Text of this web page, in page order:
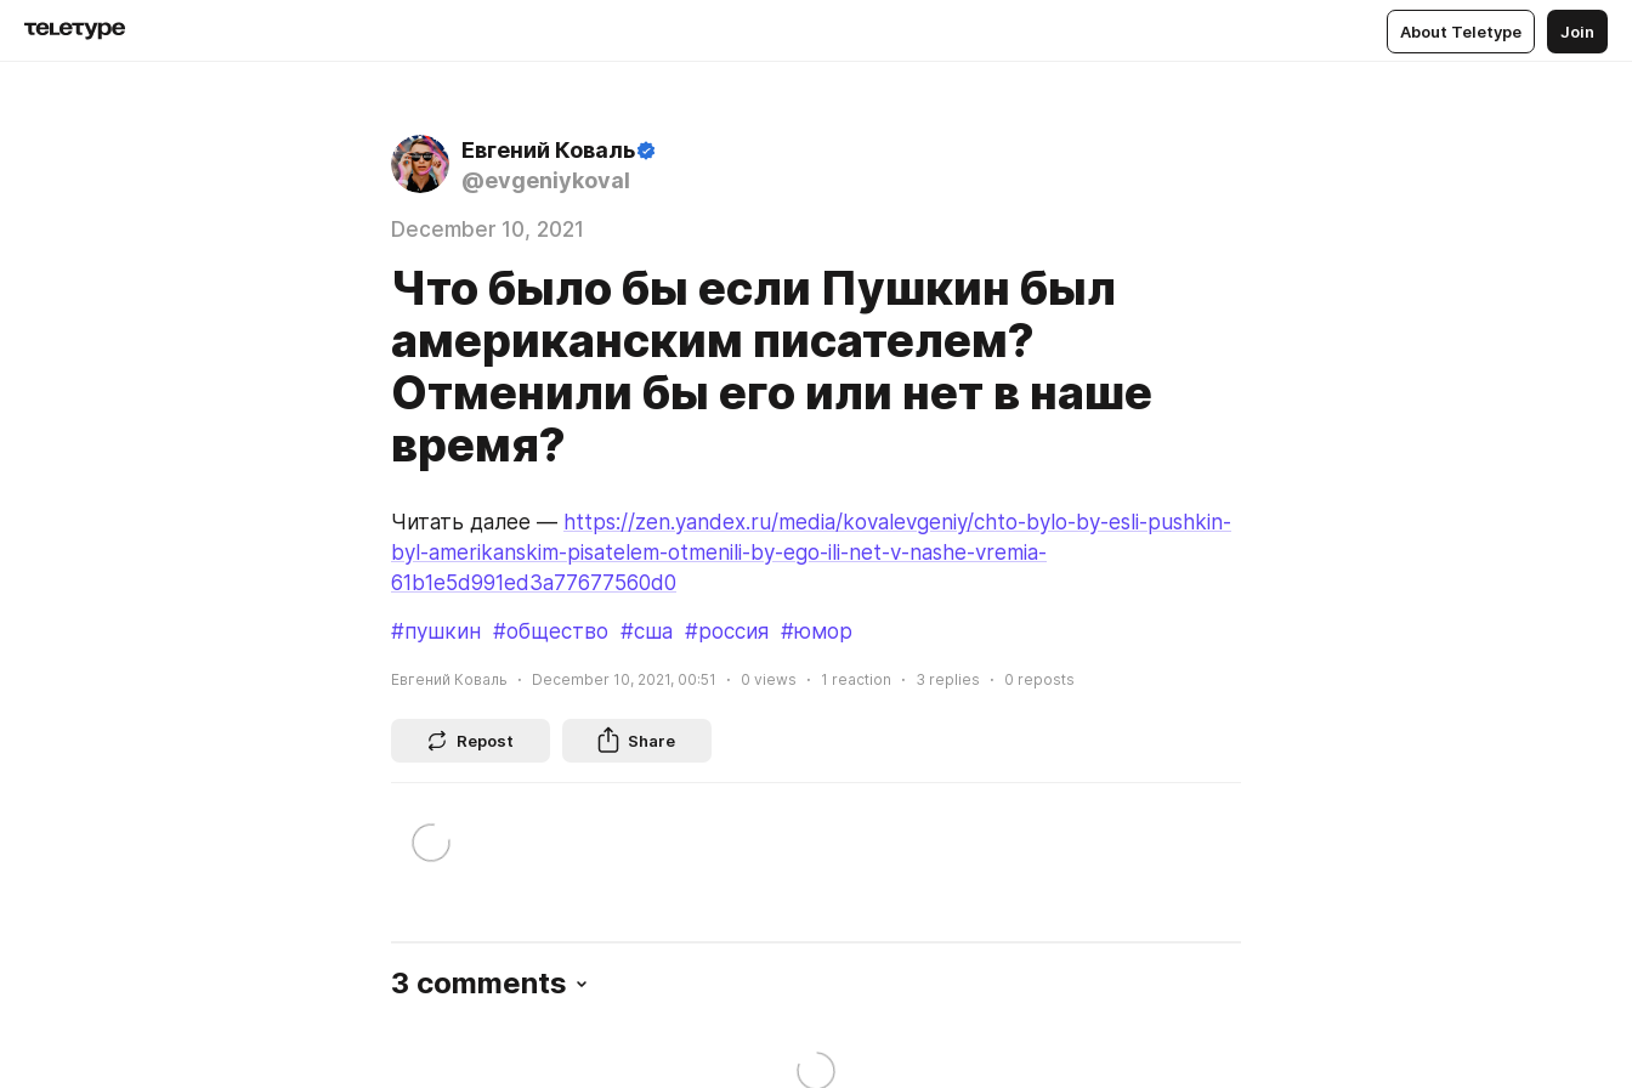
About Teletype Join
Евгений Коваль
@evgeniykoval
December 10, 2021
Что было бы если Пушкин был
американским писателем?
Отменили бы его или нет в наше
время?
Читать далее — https://zen.yandex.ru/media/kovalevgeniy/chto-bylo-by-esli-pushkin-
byl-amerikanskim-pisatelem-otmenili-by-ego-ili-net-v-nashe-vremia-
61b1e5d991ed3a77677560d0
#пушкин #общество #сша #россия #юмор
Евгений Коваль December 10, 2021, 00:51 0 views 1 reaction 3 replies 0 reposts
Repost Share
3 comments